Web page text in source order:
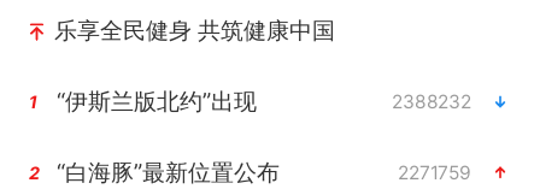
乐享全民健身 共筑健康中国
1 “伊斯兰版北约”出现 2388232
2 “白海豚”最新位置公布 2271759